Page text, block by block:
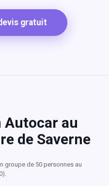
gratuit
au
de Saverne
groupe de 50 personnes au